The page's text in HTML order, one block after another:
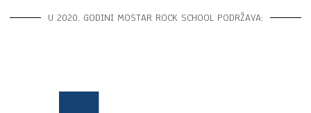
U 2020. GODINI MOSTAR ROCK SCHOOL PODRŽAVA: